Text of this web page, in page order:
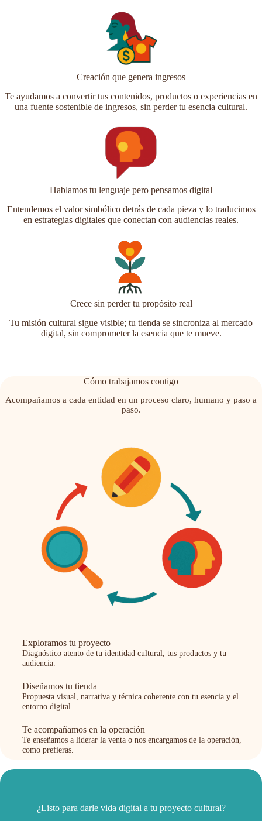
Creación que genera ingresos
Te ayudamos a convertir tus contenidos, productos o experiencias en
una fuente sostenible de ingresos, sin perder tu esencia cultural.
Hablamos tu lenguaje pero pensamos digital
Entendemos el valor simbólico detrás de cada pieza y lo traducimos
en estrategias digitales que conectan con audiencias reales.
Crece sin perder tu propósito real
Tu misión cultural sigue visible; tu tienda se sincroniza al mercado
digital, sin comprometer la esencia que te mueve.
Cómo trabajamos contigo
Acompañamos a cada entidad en un proceso claro, humano y paso a
paso.
Exploramos tu proyecto
Diagnóstico atento de tu identidad cultural, tus productos y tu
audiencia.
Diseñamos tu tienda
Propuesta visual, narrativa y técnica coherente con tu esencia y el
entorno digital.
Te acompañamos en la operación
Te enseñamos a liderar la venta o nos encargamos de la operación,
como prefieras.
¿Listo para darle vida digital a tu proyecto cultural?